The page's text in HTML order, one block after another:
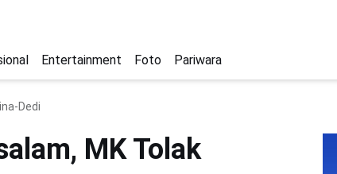
Entertainment Foto Pariwara
Dedi
MK Tolak